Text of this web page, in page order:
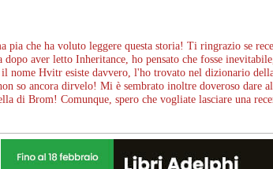
pia che ha voluto leggere questa storia! Ti ringrazio se
aver letto Inheritance, ho pensato che fosse
il nome Hvitr esiste davvero, l'ho trovato nel dizionario
so ancora dirvelo! Mi è sembrato inoltre doveroso dare
di Brom! Comunque, spero che vogliate lasciare una